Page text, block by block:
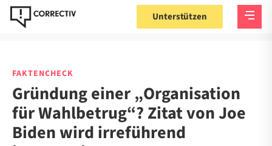
Unterstützen
FAKTENCHECK
Gründung einer „Organisation
für Wahlbetrug“? Zitat von Joe
Biden wird irreführend